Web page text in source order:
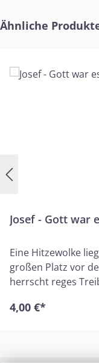
Produktgalerie
Ähnliche
Josef - Gott war
Eine Hitzewolke
großen Platz vor
herrscht reges
Stimmen... Nur die
kein Ägypter ist.
4,00 €*